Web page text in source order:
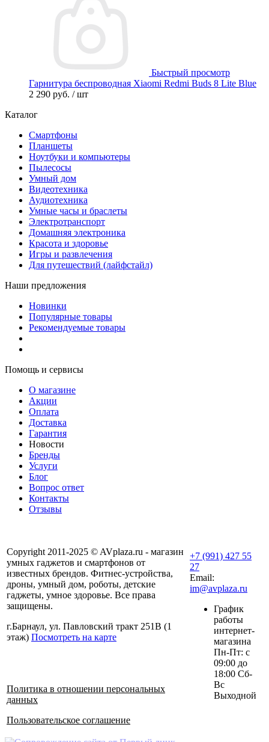
Быстрый просмотр
Гарнитура беспроводная Xiaomi Redmi Buds 8 Lite Blue
2 290 руб. / шт
Каталог
Смартфоны
Планшеты
Ноутбуки и компьютеры
Пылесосы
Умный дом
Видеотехника
Аудиотехника
Умные часы и браслеты
Электротранспорт
Домашняя электроника
Красота и здоровье
Игры и развлечения
Для путешествий (лайфстайл)
Наши предложения
Новинки
Популярные товары
Рекомендуемые товары
Помощь и сервисы
О магазине
Акции
Оплата
Доставка
Гарантия
Новости
Бренды
Услуги
Блог
Вопрос ответ
Контакты
Отзывы
Copyright 2011-2025 © AVplaza.ru - магазин
умных гаджетов и смартфонов от
известных брендов. Фитнес-устройства,
дроны, умный дом, роботы, детские
гаджеты, умное здоровье. Все права
защищены.
г.Барнаул, ул. Павловский тракт 251В (1
этаж) Посмотреть на карте
Политика в отношении персональных
данных
Пользовательское соглашение
+7 (991) 427 55
27
Email:
im@avplaza.ru
График
работы
интернет-
магазина
Пн-Пт: с
09:00 до
18:00 Сб-
Вс
Выходной